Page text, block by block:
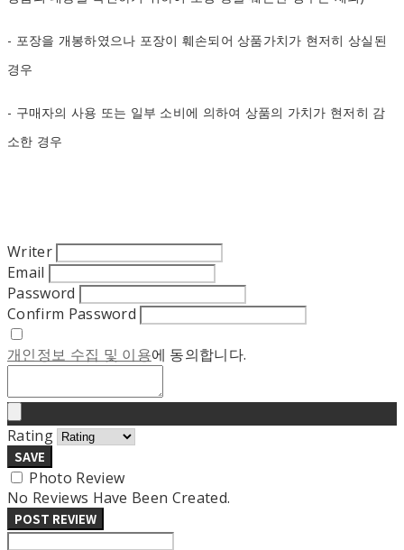
- 포장을 개봉하였으나 포장이 훼손되어 상품가치가 현저히 상실된
경우
- 구매자의 사용 또는 일부 소비에 의하여 상품의 가치가 현저히 감
소한 경우
Writer
Email
Password
Confirm Password
개인정보 수집 및 이용에 동의합니다.
Rating
SAVE
Photo Review
No Reviews Have Been Created.
POST REVIEW